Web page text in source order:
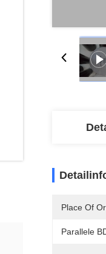
Place Of
Parallele